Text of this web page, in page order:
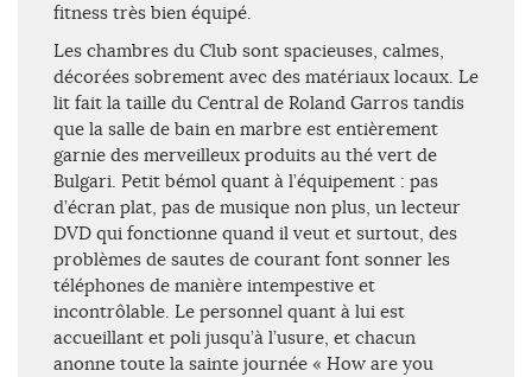
fitness très bien équipé.
Les chambres du Club sont spacieuses, calmes,
décorées sobrement avec des matériaux locaux. Le
lit fait la taille du Central de Roland Garros tandis
que la salle de bain en marbre est entièrement
garnie des merveilleux produits au thé vert de
Bulgari. Petit bémol quant à l’équipement : pas
d’écran plat, pas de musique non plus, un lecteur
DVD qui fonctionne quand il veut et surtout, des
problèmes de sautes de courant font sonner les
téléphones de manière intempestive et
incontrôlable. Le personnel quant à lui est
accueillant et poli jusqu’à l’usure, et chacun
anonne toute la sainte journée « How are you